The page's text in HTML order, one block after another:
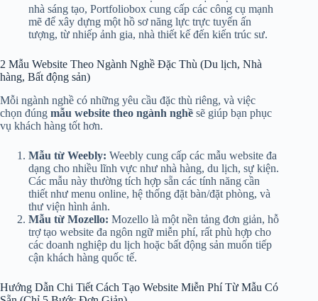
nhà sáng tạo, Portfoliobox cung cấp các công cụ mạnh
mẽ để xây dựng một hồ sơ năng lực trực tuyến ấn
tượng, từ nhiếp ảnh gia, nhà thiết kế đến kiến trúc sư.
2 Mẫu Website Theo Ngành Nghề Đặc Thù (Du lịch, Nhà
hàng, Bất động sản)
Mỗi ngành nghề có những yêu cầu đặc thù riêng, và việc
chọn đúng mẫu website theo ngành nghề sẽ giúp bạn phục
vụ khách hàng tốt hơn.
Mẫu từ Weebly: Weebly cung cấp các mẫu website đa
dạng cho nhiều lĩnh vực như nhà hàng, du lịch, sự kiện.
Các mẫu này thường tích hợp sẵn các tính năng cần
thiết như menu online, hệ thống đặt bàn/đặt phòng, và
thư viện hình ảnh.
Mẫu từ Mozello: Mozello là một nền tảng đơn giản, hỗ
trợ tạo website đa ngôn ngữ miễn phí, rất phù hợp cho
các doanh nghiệp du lịch hoặc bất động sản muốn tiếp
cận khách hàng quốc tế.
Hướng Dẫn Chi Tiết Cách Tạo Website Miễn Phí Từ Mẫu Có